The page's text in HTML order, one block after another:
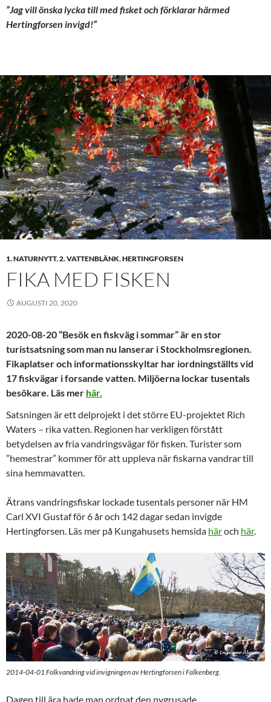
”Jag vill önska lycka till med fisket och förklarar härmed
Hertingforsen invigd!”
1. NATURNYTT,2. VATTENBLÄNK,HERTINGFORSEN
FIKA MED FISKEN
AUGUSTI 20, 2020
2020-08-20 ”Besök en fiskväg i sommar” är en stor
turistsatsning som man nu lanserar i Stockholmsregionen.
Fikaplatser och informationsskyltar har iordningställts vid
17 fiskvägar i forsande vatten. Miljöerna lockar tusentals
besökare. Läs mer här.
Satsningen är ett delprojekt i det större EU-projektet Rich
Waters – rika vatten. Regionen har verkligen förstått
betydelsen av fria vandringsvägar för fisken. Turister som
”hemestrar” kommer för att uppleva när fiskarna vandrar till
sina hemmavatten.
Ätrans vandringsfiskar lockade tusentals personer när HM
Carl XVI Gustaf för 6 år och 142 dagar sedan invigde
Hertingforsen. Läs mer på Kungahusets hemsida häroch här.
2014-04-01 Folkvandring vid invigningen av Hertingforsen i Falkenberg.
Dagen till ära hade man ordnat den nygrusade